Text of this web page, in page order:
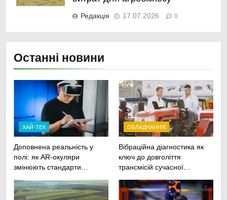
Редакція 17.07.2026 0
Останні новини
ХАЙ-ТЕК
Доповнена реальність у
полі: як AR-окуляри
змінюють стандарти
сільськогосподарської
техніки
ОБЛАДНАННЯ
Вібраційна діагностика як
ключ до довголіття
трансмісій сучасної